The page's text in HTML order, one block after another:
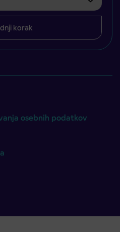
korak
osebnih podatkov